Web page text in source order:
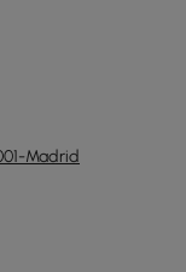
Madrid